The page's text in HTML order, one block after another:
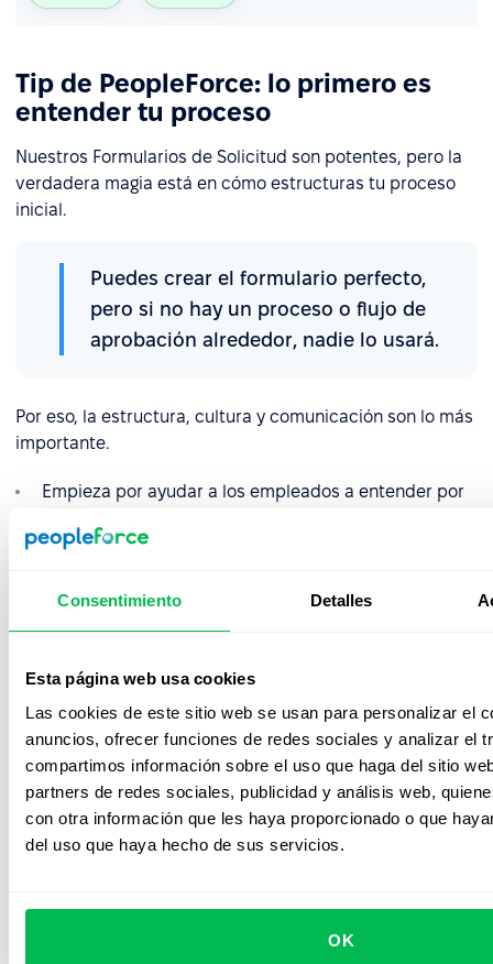
Consentimiento Detalles
Esta página web usa cookies
Las cookies de este sitio web se usan para personalizar el
anuncios, ofrecer funciones de redes sociales y analizar el
compartimos información sobre el uso que haga del sitio
partners de redes sociales, publicidad y análisis web,
con otra información que les haya proporcionado o que
del uso que haya hecho de sus servicios.
OK
Tip de PeopleForce: lo primero es
entender tu proceso
Nuestros Formularios de Solicitud son potentes, pero la
verdadera magia está en cómo estructuras tu proceso
inicial.
Puedes crear el formulario perfecto,
pero si no hay un proceso o flujo de
aprobación alrededor, nadie lo usará.
Por eso, la estructura, cultura y comunicación son lo más
importante.
Empieza por ayudar a los empleados a entender por
(nómina, beneficios, cumplimiento, movilidad interna).
deben enviarse las solicitudes, quién las aprueba y
qué sucede después. Documenta esto en un artículo
para que los empleados siempre sepan dónde buscar
y cómo seguir el proceso.
Crea formularios solo cuando haya un patrón claro, no
para casos aislados
Lo más importante:empieza simple. Unos pocos
formularios bien diseñados y de alta frecuencia son
Configuración →